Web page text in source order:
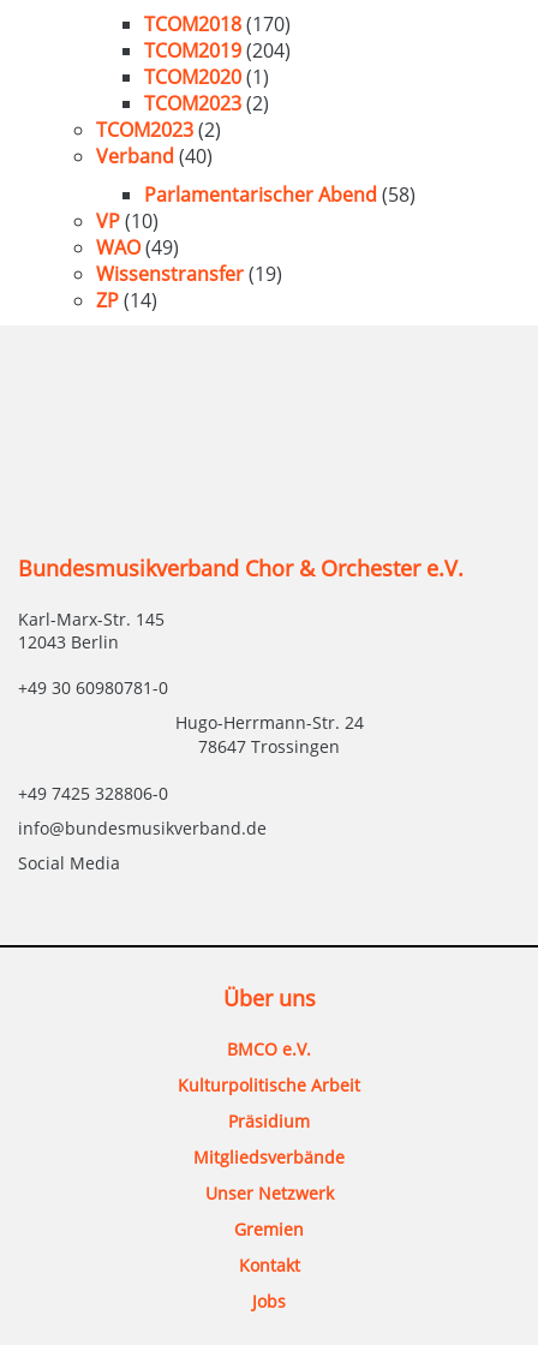
TCOM2018(170)
TCOM2019(204)
TCOM2020(1)
TCOM2023(2)
TCOM2023(2)
Verband (40)
Parlamentarischer Abend (58)
VP(10)
WAO(49)
Wissenstransfer(19)
ZP(14)
Bundesmusikverband Chor & Orchester e.V.
Karl-Marx-Str. 145
12043 Berlin
+49 30 60980781-0
Hugo-Herrmann-Str. 24
78647 Trossingen
+49 7425 328806-0
info@bundesmusikverband.de
Social Media
Über uns
BMCO e.V.
Kulturpolitische Arbeit
Präsidium
Mitgliedsverbände
Unser Netzwerk
Gremien
Kontakt
Jobs